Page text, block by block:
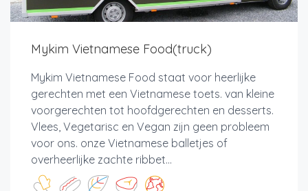
Mykim Vietnamese Food(truck)
Mykim Vietnamese Food staat voor heerlijke
gerechten met een Vietnamese toets. van kleine
voorgerechten tot hoofdgerechten en desserts.
Vlees, Vegetarisc en Vegan zijn geen probleem
voor ons. onze Vietnamese balletjes of
overheerlijke zachte ribbet...